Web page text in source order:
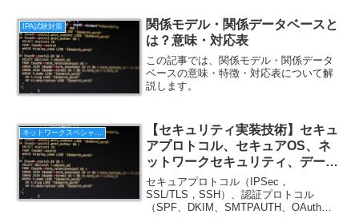
IPA試験対策
関係モデル・関係データベースと
は？意味・対応表
この記事では、関係モデル・関係データ
ベースの意味・特徴・対応表について解
説します。
【セキュリティ実装技術】セキュ
アプロトコル、セキュアOS、ネ
ットワークセキュリティ、データ
ベースセキュリティ、アプリケー
ションセキュリティ、セキュアプ
ログラミング
セキュアプロトコル（IPSec，
SSL/TLS，SSH）、認証プロトコル
（SPF、DKIM、SMTPAUTH、OAuth、